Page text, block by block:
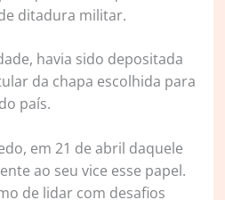
ditadura militar.
havia sido depositada
da chapa escolhida para
país.
em 21 de abril daquele
ao seu vice esse papel.
de lidar com desafios